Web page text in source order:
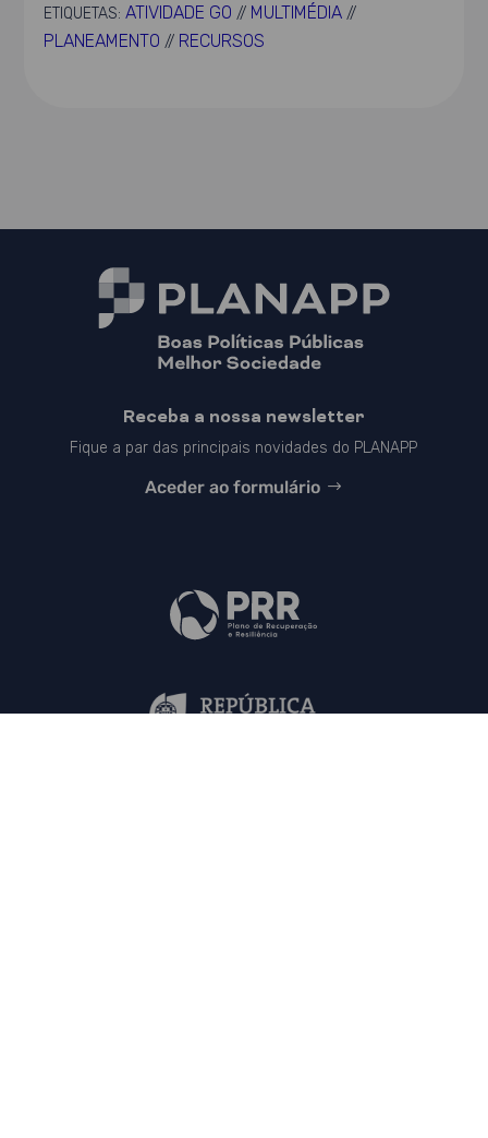
ETIQUETAS:ATIVIDADE GO // MULTIMÉDIA //
PLANEAMENTO // RECURSOS
Receba a nossa newsletter
Fique a par das principais novidades do PLANAPP
Aceder ao formulário